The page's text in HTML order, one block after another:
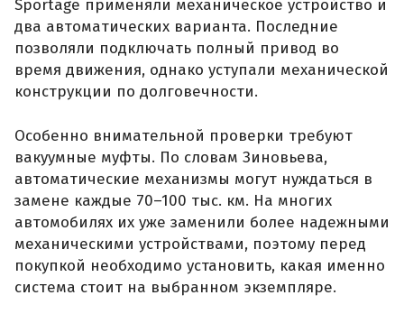
Sportage применяли механическое устройство и
два автоматических варианта. Последние
позволяли подключать полный привод во
время движения, однако уступали механической
конструкции по долговечности.
Особенно внимательной проверки требуют
вакуумные муфты. По словам Зиновьева,
автоматические механизмы могут нуждаться в
замене каждые 70–100 тыс. км. На многих
автомобилях их уже заменили более надежными
механическими устройствами, поэтому перед
покупкой необходимо установить, какая именно
система стоит на выбранном экземпляре.